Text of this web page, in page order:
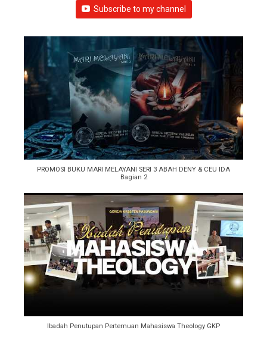
Subscribe to my channel
PROMOSI BUKU MARI MELAYANI SERI 3 ABAH DENY & CEU IDA
Bagian 2
Ibadah Penutupan Pertemuan Mahasiswa Theology GKP